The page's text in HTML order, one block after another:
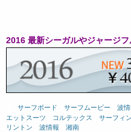
2016 最新シーガルやジャージ
サーフボード サーフムービー 波
エットスーツ
コルテックス サーフィン
リントン
波情報 湘南